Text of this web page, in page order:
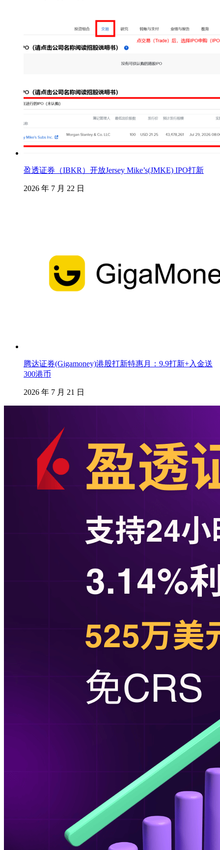
盈透证券（IBKR）开放Jersey Mike’s(JMKE) IPO打新
2026 年 7 月 22 日
腾达证券(Gigamoney)港股打新特惠月：9.9打新+入金送
300港币
2026 年 7 月 21 日